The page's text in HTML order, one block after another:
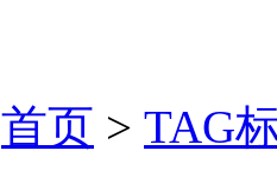
首页 > TAG